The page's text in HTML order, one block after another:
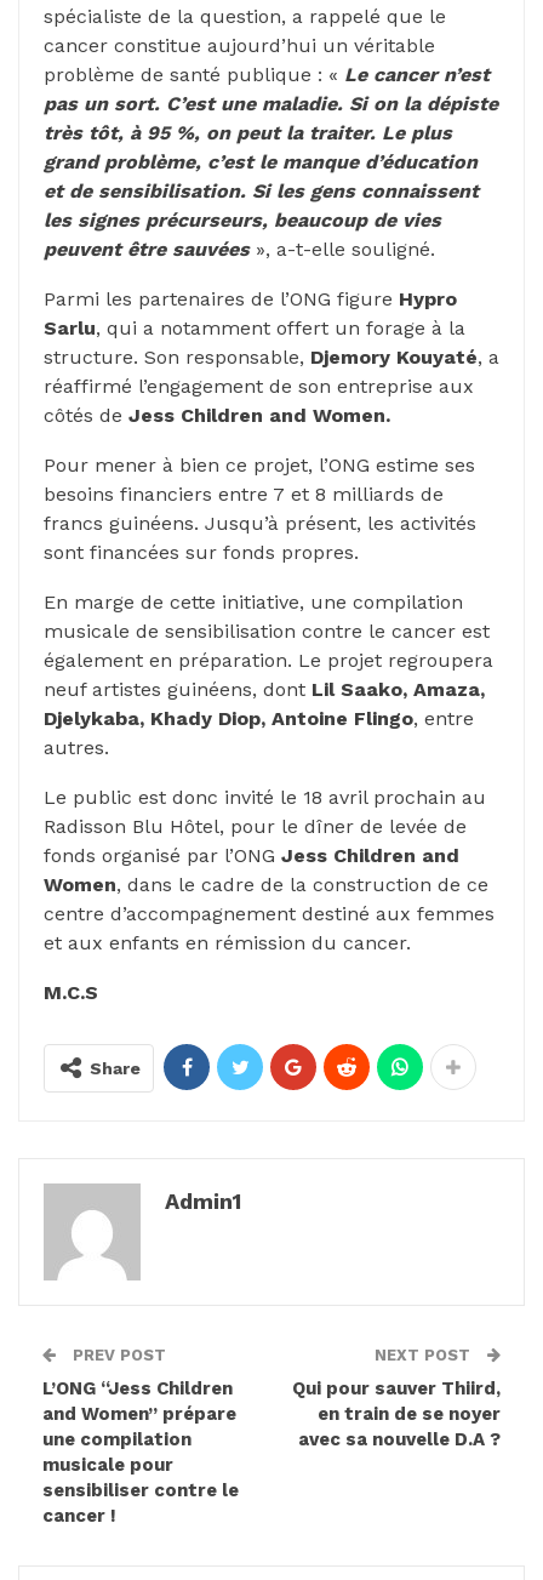
spécialiste de la question, a rappelé que le
cancer constitue aujourd’hui un véritable
problème de santé publique : « Le cancer n’est
pas un sort. C’est une maladie. Si on la dépiste
très tôt, à 95 %, on peut la traiter. Le plus
grand problème, c’est le manque d’éducation
et de sensibilisation. Si les gens connaissent
les signes précurseurs, beaucoup de vies
peuvent être sauvées», a-t-elle souligné.
Parmi les partenaires de l’ONG figure Hypro
Sarlu, qui a notamment offert un forage à la
structure. Son responsable, Djemory Kouyaté, a
réaffirmé l’engagement de son entreprise aux
côtés de Jess Children and Women.
Pour mener à bien ce projet, l’ONG estime ses
besoins financiers entre 7 et 8 milliards de
francs guinéens. Jusqu’à présent, les activités
sont financées sur fonds propres.
En marge de cette initiative, une compilation
musicale de sensibilisation contre le cancer est
également en préparation. Le projet regroupera
neuf artistes guinéens, dont Lil Saako, Amaza,
Djelykaba, Khady Diop, Antoine Flingo, entre
autres.
Le public est donc invité le 18 avril prochain au
Radisson Blu Hôtel, pour le dîner de levée de
fonds organisé par l’ONG Jess Children and
Women, dans le cadre de la construction de ce
centre d’accompagnement destiné aux femmes
et aux enfants en rémission du cancer.
M.C.S
Share
Admin1
PREV POST
L’ONG “Jess Children
and Women” prépare
une compilation
musicale pour
sensibiliser contre le
cancer !
NEXT POST
Qui pour sauver Thiird,
en train de se noyer
avec sa nouvelle D.A ?